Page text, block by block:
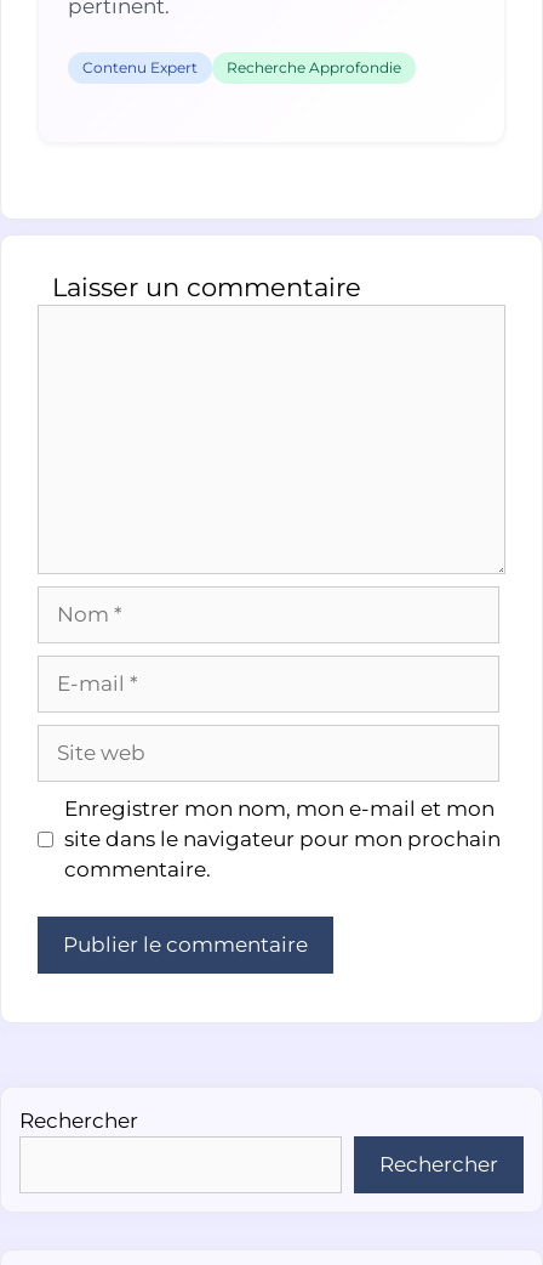
pertinent.
Contenu Expert Recherche Approfondie
Laisser un commentaire
Site
Enregistrer mon nom, mon e-mail et mon
site dans le navigateur pour mon prochain
commentaire.
Rechercher
Rechercher